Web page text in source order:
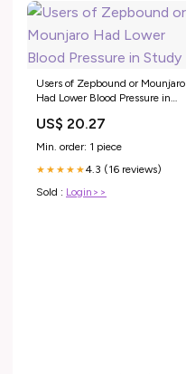
Users of Zepbound or Mounjaro
Had Lower Blood Pressure in
US$ 20.27
Min. order: 1 piece
★★★★★4.3 (16 reviews)
Sold : Login>>